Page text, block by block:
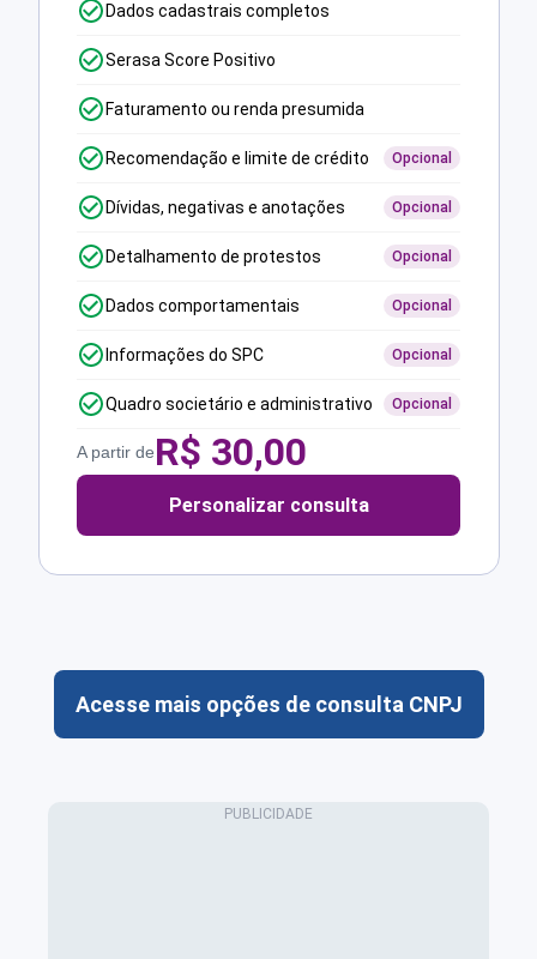
Dados cadastrais completos
Serasa Score Positivo
Faturamento ou renda presumida
Recomendação e limite de crédito Opcional
Dívidas, negativas e anotações Opcional
Detalhamento de protestos Opcional
Dados comportamentais Opcional
Informações do SPC Opcional
Quadro societário e administrativo Opcional
A partir deR$ 30,00
Personalizar consulta
Acesse mais opções de consulta CNPJ